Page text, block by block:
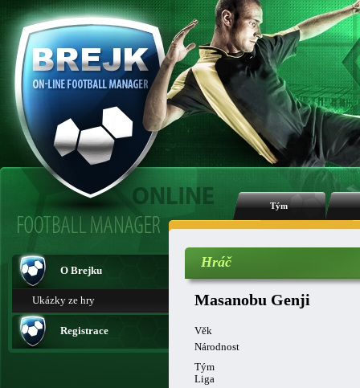
Tým
O Brejku
Ukázky ze hry
Registrace
Hráč
Masanobu Genji
Věk
Národnost
Tým
Liga